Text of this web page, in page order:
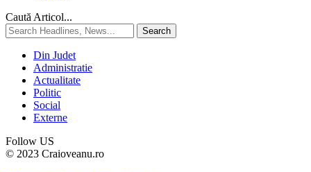
Caută Articol...
Din Judet
Administratie
Actualitate
Politic
Social
Externe
Follow US
© 2023 Craioveanu.ro